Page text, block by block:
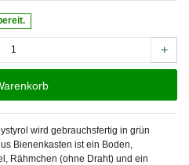
+
wird gebrauchsfertig in grün
Bienenkasten ist ein Boden,
Rähmchen (ohne Draht) und ein